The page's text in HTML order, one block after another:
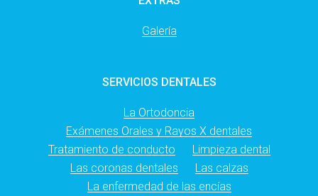
Galería
SERVICIOS DENTALES
La Ortodoncia
Exámenes Orales y Rayos X dentales
Tratamiento de conducto
Limpieza dental
Las coronas dentales
Las calzas
La enfermedad de las encías